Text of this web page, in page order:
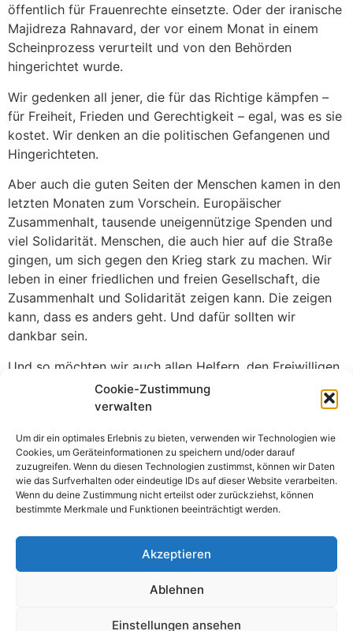
Cookie-Zustimmung
verwalten
Um dir ein optimales Erlebnis zu bieten, verwenden wir Technologien wie
Cookies, um Geräteinformationen zu speichern und/oder darauf
zuzugreifen. Wenn du diesen Technologien zustimmst, können wir Daten
wie das Surfverhalten oder eindeutige IDs auf dieser Website verarbeiten.
Wenn du deine Zustimmung nicht erteilst oder zurückziehst, können
bestimmte Merkmale und Funktionen beeinträchtigt werden.
Akzeptieren
Ablehnen
Einstellungen ansehen
öffentlich für Frauenrechte einsetzte. Oder der iranische
Majidreza Rahnavard, der vor einem Monat in einem
Scheinprozess verurteilt und von den Behörden
hingerichtet wurde.
Wir gedenken all jener, die für das Richtige kämpfen –
für Freiheit, Frieden und Gerechtigkeit – egal, was es sie
kostet. Wir denken an die politischen Gefangenen und
Hingerichteten.
Aber auch die guten Seiten der Menschen kamen in den
letzten Monaten zum Vorschein. Europäischer
Zusammenhalt, tausende uneigennützige Spenden und
viel Solidarität. Menschen, die auch hier auf die Straße
gingen, um sich gegen den Krieg stark zu machen. Wir
leben in einer friedlichen und freien Gesellschaft, die
Zusammenhalt und Solidarität zeigen kann. Die zeigen
kann, dass es anders geht. Und dafür sollten wir
dankbar sein.
Und so möchten wir auch allen Helfern, den Freiwilligen
und Solidarischen einen Dank aussprechen. Danke allen
politischen Aktivisten & Ehrenämtlern.
Ich wünsche mir eine friedliche Welt, ein Miteinander.
Niemand sollte wegen Grenzen töten und niemand
wegen Religion. Nicht für Macht und nicht für Ansehen.
Auch wenn die Zeiten schwer sind und ein friedliches
Menschen, die für die Sicherung des Friedens kämpfen.
Und all derer wollen wir heute gedenken. Und so
Leben und so muss man es nehmen, tapfer, unverzagt
und lächelnd – trotz alledem.“